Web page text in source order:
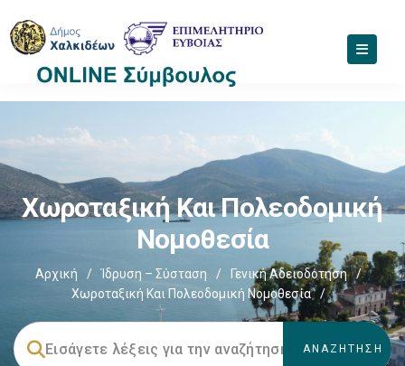
Χωροταξική Και Πολεοδομική
Νομοθεσία
Αρχική / Ίδρυση – Σύσταση / Γενική Αδειοδότηση
/
Χωροταξική Και Πολεοδομική Νομοθεσία
/